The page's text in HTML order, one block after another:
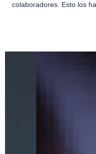
colaboradores. Esto los